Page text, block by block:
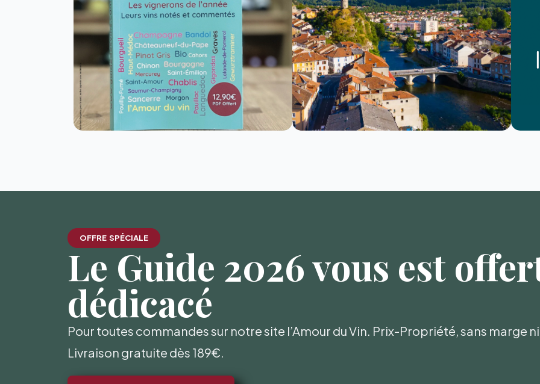
OFFRE SPÉCIALE
Le Guide 2026 vous est
dédicacé
Pour toutes commandes sur notre site l’Amour du Vin. Prix-Propriété, sans marge
Livraison gratuite dès 189€.